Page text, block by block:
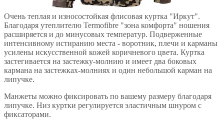
Очень теплая и износостойкая флисовая куртка "Иркут".
Благодаря утеплителю Termofibre "зона комфорта" ношения
расширяется и до минусовых температур. Подверженные
интенсивному истиранию места - воротник, плечи и карманы
усилены искусственной кожей коричневого цвета. Куртка
застегивается на застежку-молнию и имеет два боковых
кармана на застежках-молниях и один небольшой карман на
липучке.
Манжеты можно фиксировать по вашему размеру благодаря
липучке. Низ куртки регулируется эластичным шнуром с
фиксаторами.